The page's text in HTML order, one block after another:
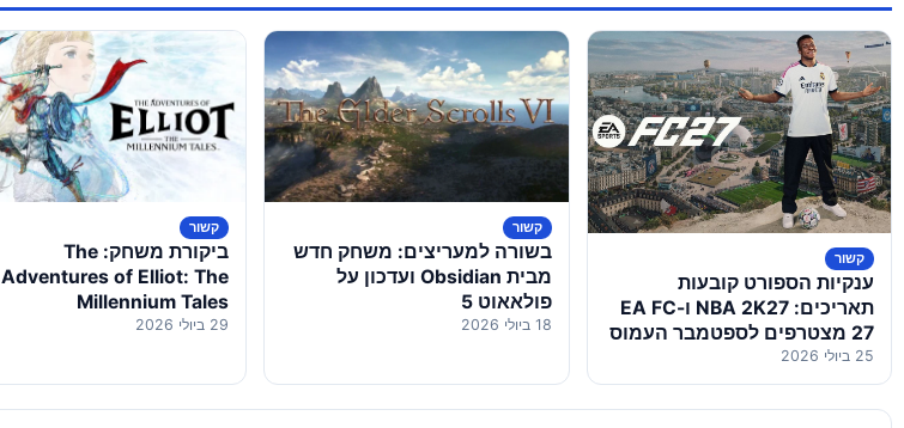
קשור
ענקיות הספורט קובעות
תאריכים: NBA 2K27 ו-EA FC
27 מצטרפים לספטמבר העמוס
25 ביולי 2026
קשור
בשורה למעריצים: משחק חדש
מבית Obsidian ועדכון על
פולאאוט 5
18 ביולי 2026
קשור
ביקורת משחק: The
Adventures of Elliot: The
Millennium Tales
29 ביולי 2026